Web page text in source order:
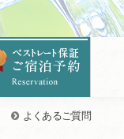
よくあるご質問